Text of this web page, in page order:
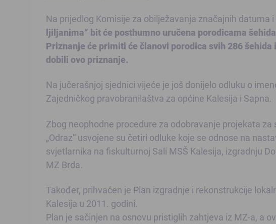
Na prijedlog Komisije za obilježavanja značajnih datuma
ljiljanima“ bit će posthumno uručena porodicama
Priznanje će primiti će članovi porodica svih 286
dobili ovo priznanje.
Na jučerašnjoj sjednici vijeće je još donijelo odluku o
Zajedničkog pravobranilaštva za općine Kalesija i Sapna.
Zbog neophodne procedure za odobravanje projekata
„Odraz“ usvojene su četiri odluke koje se odnose na
svjetlarnika na fiskulturnoj Sali MSŠ Kalesija, izgradnju
MZ Brda.
Također, prihvaćen je Plan izgradnje i rekonstrukcije
Kalesija u 2011. godini.
Plan je sačinjen na osnovu pristiglih zahtjeva iz MZ-a, a